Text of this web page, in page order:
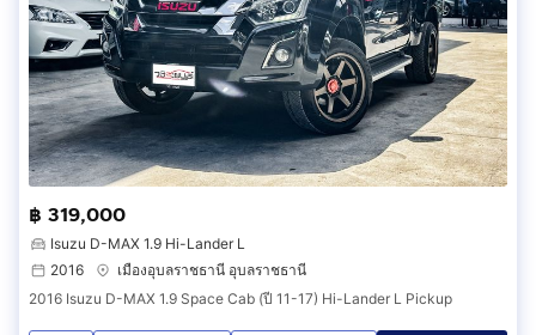
฿ 319,000
Isuzu D-MAX 1.9 Hi-Lander L
2016
เมืองอุบลราชธานี อุบลราชธานี
2016 Isuzu D-MAX 1.9 Space Cab (ปี 11-17) Hi-Lander L Pickup